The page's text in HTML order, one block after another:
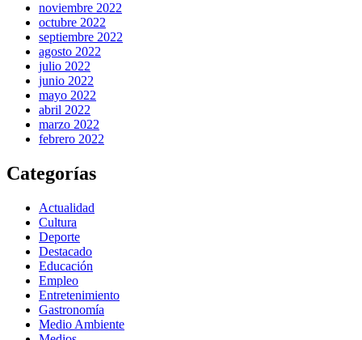
noviembre 2022
octubre 2022
septiembre 2022
agosto 2022
julio 2022
junio 2022
mayo 2022
abril 2022
marzo 2022
febrero 2022
Categorías
Actualidad
Cultura
Deporte
Destacado
Educación
Empleo
Entretenimiento
Gastronomía
Medio Ambiente